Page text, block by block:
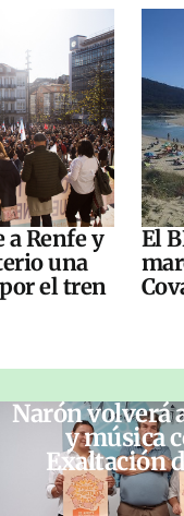
Renfe y
una
el tren
El
Narón volverá
y música
Exaltación